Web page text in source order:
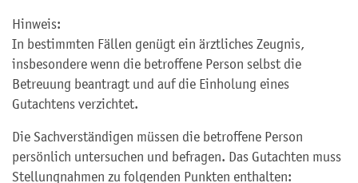
Hinweis:
In bestimmten Fällen genügt ein ärztliches Zeugnis,
insbesondere wenn die betroffene Person selbst die
Betreuung beantragt und auf die Einholung eines
Gutachtens verzichtet.
Die Sachverständigen müssen die betroffene Person
persönlich untersuchen und befragen. Das Gutachten muss
Stellungnahmen zu folgenden Punkten enthalten: